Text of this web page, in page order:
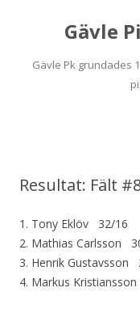
Gävle
Gävle Pk grundades
Resultat: Fält
1. Tony Eklöv 32/16
2. Mathias Carlsson
3. Henrik Gustavsson
4. Markus